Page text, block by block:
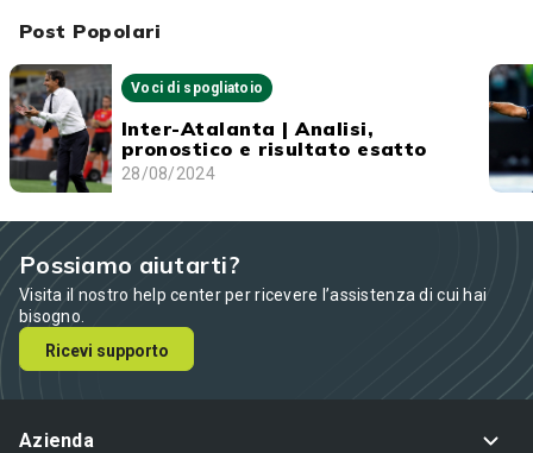
Post Popolari
Voci di spogliatoio
Inter-Atalanta | Analisi,
pronostico e risultato esatto
28/08/2024
Possiamo aiutarti?
Visita il nostro help center per ricevere l’assistenza di cui hai
bisogno.
Ricevi supporto
Azienda